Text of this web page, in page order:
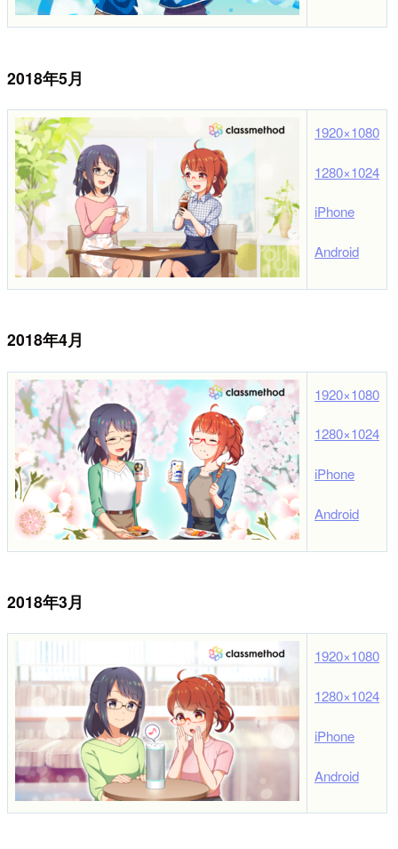
2018年5月
1920×1080
1280×1024
iPhone
Android
2018年4月
1920×1080
1280×1024
iPhone
Android
2018年3月
1920×1080
1280×1024
iPhone
Android